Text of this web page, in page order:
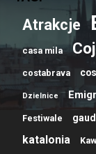
Atrakcje
casa mila
costabrava
Dzielnice
Festiwale
katalonia